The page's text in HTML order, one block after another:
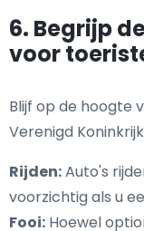
6. Begrijp
voor
Blijf op de hoogte
Verenigd
Rijden:Auto's
voorzichtig als u
Fooi: Hoewel